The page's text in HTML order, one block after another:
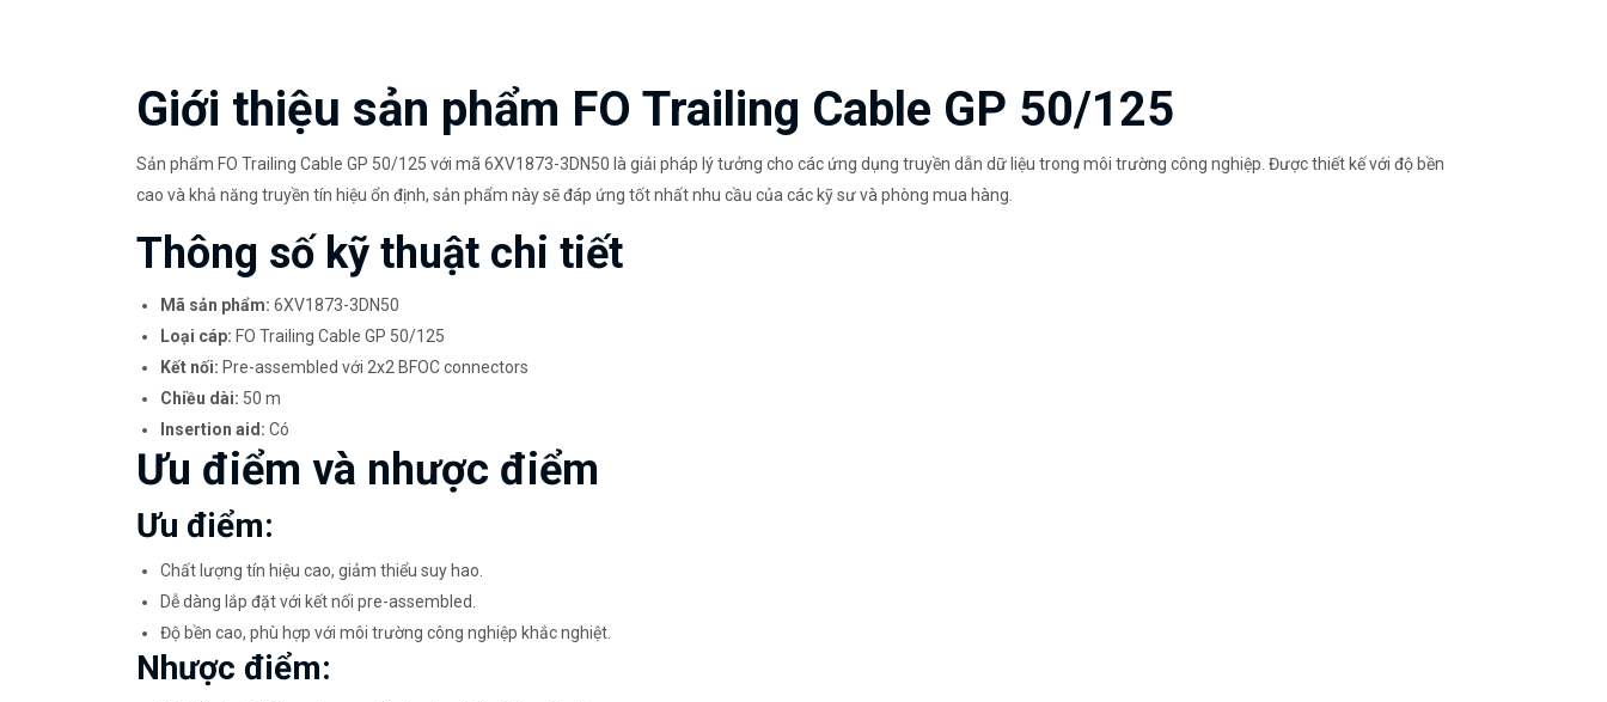
Giới thiệu sản phẩm FO Trailing Cable GP 50/125
Sản phẩm FO Trailing Cable GP 50/125 với mã 6XV1873-3DN50 là giải pháp lý tưởng cho các ứng dụng truyền dẫn dữ liệu trong môi trường công nghiệp. Được thiết kế với độ bền
cao và khả năng truyền tín hiệu ổn định, sản phẩm này sẽ đáp ứng tốt nhất nhu cầu của các kỹ sư và phòng mua hàng.
Thông số kỹ thuật chi tiết
Mã sản phẩm: 6XV1873-3DN50
Loại cáp: FO Trailing Cable GP 50/125
Kết nối: Pre-assembled với 2x2 BFOC connectors
Chiều dài: 50 m
Insertion aid: Có
Ưu điểm và nhược điểm
Ưu điểm:
Chất lượng tín hiệu cao, giảm thiểu suy hao.
Dễ dàng lắp đặt với kết nối pre-assembled.
Độ bền cao, phù hợp với môi trường công nghiệp khắc nghiệt.
Nhược điểm: